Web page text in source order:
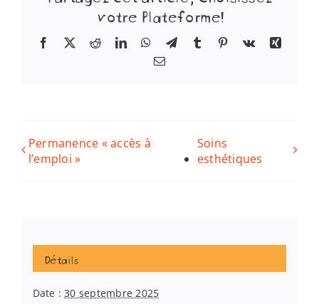
votre Plateforme!
Facebook
X RedditLinkedInWhatsApp
TelegramTumblr Pinterest
Vk
Xing
Email
Permanence « accès à
l’emploi »
Soins
esthétiques
Détails
Date : 30 septembre 2025